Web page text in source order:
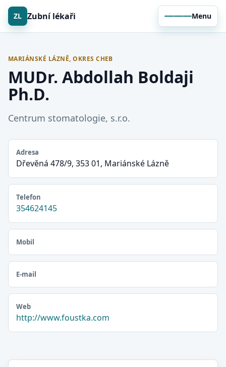
ZL Zubní lékaři Menu
MARIÁNSKÉ LÁZNĚ, OKRES CHEB
MUDr. Abdollah Boldaji
Ph.D.
Centrum stomatologie, s.r.o.
Adresa
Dřevěná 478/9, 353 01, Mariánské Lázně
Telefon
354624145
Mobil
E-mail
Web
http://www.foustka.com